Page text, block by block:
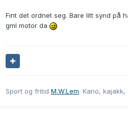
Fint det ordnet seg. Bare litt synd på
gml motor da
Sport og fritid M.W.Lem. Kano,